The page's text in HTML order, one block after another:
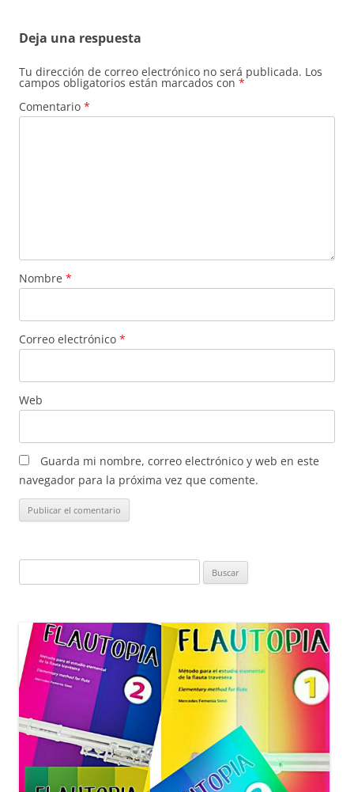
Deja una respuesta
Tu dirección de correo electrónico no será publicada. Los
campos obligatorios están marcados con *
Comentario *
Nombre *
Correo electrónico *
Web
Guarda mi nombre, correo electrónico y web en este
navegador para la próxima vez que comente.